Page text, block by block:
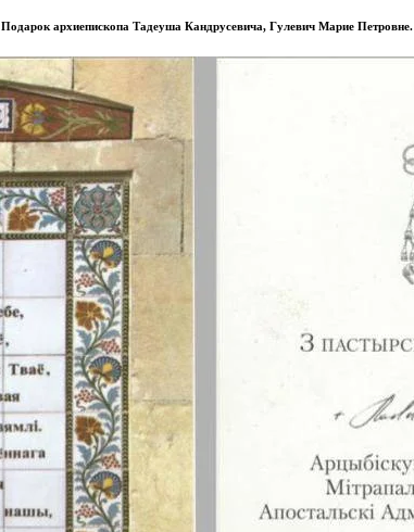
Подарок архиепископа Тадеуша Кандрусевича, Гулевич Марие Петровне.